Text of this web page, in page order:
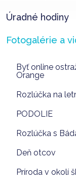
Úradné hodiny
Fotogalérie a
Byť online
Orange
Rozlúčka na
PODOLIE
Rozlúčka s
Deň otcov
Príroda v okolí